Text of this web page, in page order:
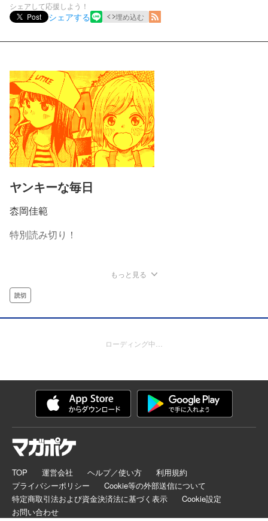
シェアして応援しよう！
Post
シェアする 埋め込む
ヤンキーな毎日
枩岡佳範
特別読み切り！
もっと見る
読切
ローディング中…
TOP 運営会社 ヘルプ／使い方
利用規約
プライバシーポリシー
Cookie等の外部送信について
特定商取引法および資金決済法に基づく表示
Cookie設定
お問い合わせ